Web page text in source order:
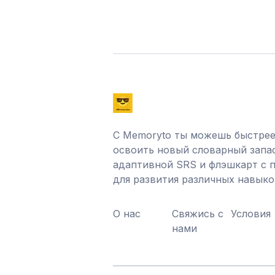
С Memoryto ты можешь
освоить новый словарный
адаптивной SRS и флэшкарт
для развития различных
О нас
Свяжись с
нами
Условия